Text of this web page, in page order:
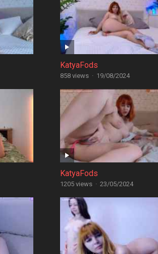
KatyaFods
858 views · 19/08/2024
KatyaFods
1205 views · 23/05/2024